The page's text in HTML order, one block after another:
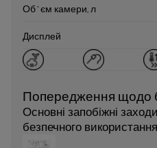
Об`єм камери, л
Дисплей
Попередження щодо
Основні запобіжні
безпечного